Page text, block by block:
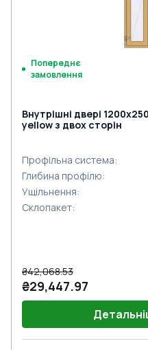
Попереднє
замовлення
Внутрішні двері
yellow з двох сторін
Профільна система:
Глибина профілю:
Ущільнення:
Склопакет:
₴42,068.53
₴29,447.97